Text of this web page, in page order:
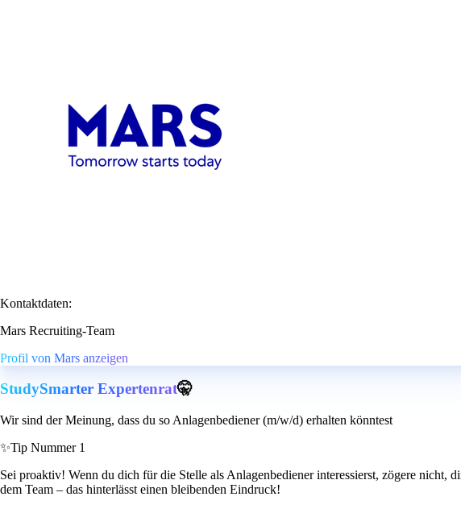
Kontaktdaten:
Mars Recruiting-Team
Profil von Mars anzeigen
StudySmarter Expertenrat🤫
Wir sind der Meinung, dass du so Anlagenbediener (m/w/d) erhalten könntest
✨Tip Nummer 1
Sei proaktiv! Wenn du dich für die Stelle als Anlagenbediener interessierst, zögere nicht,
dem Team – das hinterlässt einen bleibenden Eindruck!